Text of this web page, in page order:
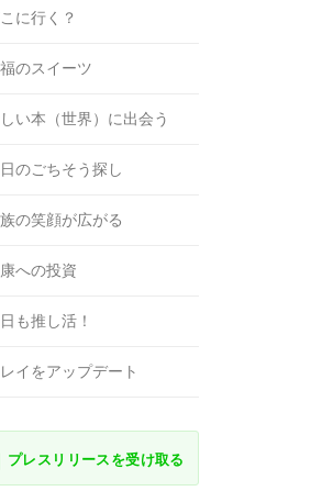
に行く？
のスイーツ
い本（世界）に出会う
のごちそう探し
の笑顔が広がる
への投資
も推し活！
イをアップデート
プレスリリースを受け取る